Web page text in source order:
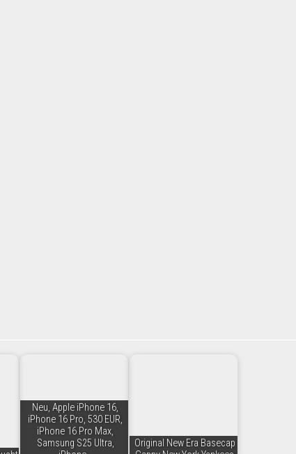
Neu, Apple iPhone 16,
iPhone 16 Pro, 530 EUR,
iPhone 16 Pro Max,
Samsung S25 Ultra,
Original New Era Basecap